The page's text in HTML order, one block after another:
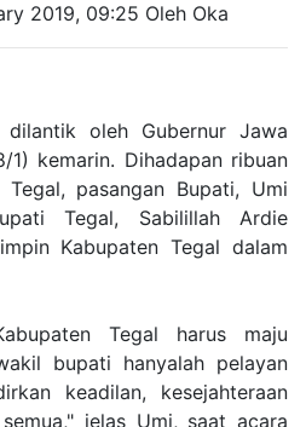
2019, 09:25 Oleh Oka
oleh Gubernur Jawa
1) kemarin. Dihadapan ribuan
Tegal, pasangan Bupati, Umi
Tegal, Sabilillah Ardie
Kabupaten Tegal dalam
Tegal harus maju
bupati hanyalah pelayan
keadilan, kesejahteraan
jelas Umi, saat acara